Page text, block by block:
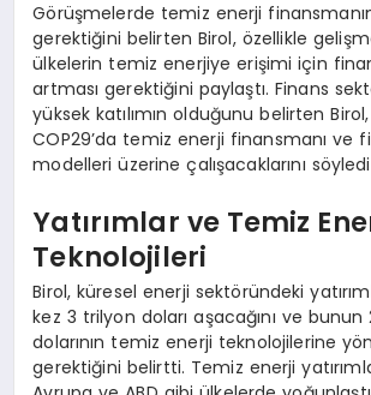
Görüşmelerde temiz enerji
gerektiğini belirten Birol, özellikle
ülkelerin temiz enerjiye erişimi için
artması gerektiğini paylaştı. Finans
yüksek katılımın olduğunu belirten Birol,
COP29’da temiz enerji finansmanı ve
modelleri üzerine çalışacaklarını
Yatırımlar ve Temiz
Teknolojileri
Birol, küresel enerji sektöründeki
kez 3 trilyon doları aşacağını ve
dolarının temiz enerji teknolojilerine
gerektiğini belirtti. Temiz enerji